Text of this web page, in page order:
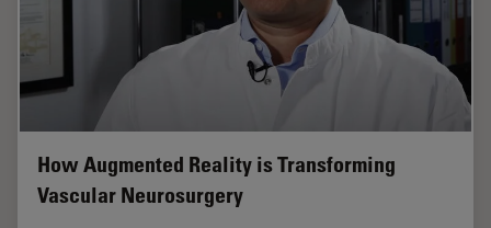
How Augmented Reality is Transforming
Vascular Neurosurgery